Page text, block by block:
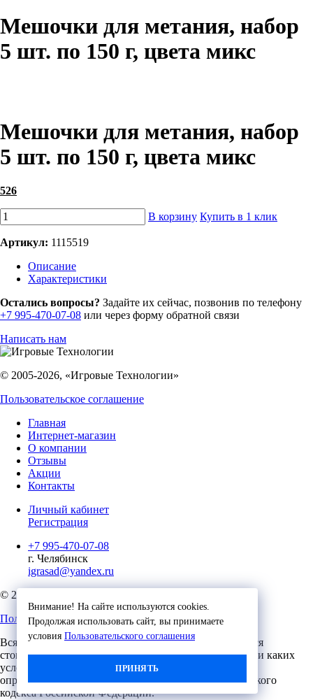
Мешочки для метания, набор
5 шт. по 150 г, цвета микс
Мешочки для метания, набор
5 шт. по 150 г, цвета микс
526
В корзину Купить в 1 клик
Артикул: 1115519
Описание
Характеристики
Внимание! На сайте используются cookies.
Продолжая использовать сайт, вы принимаете
условия Пользовательского соглашения
ПРИНЯТЬ
Остались вопросы? Задайте их сейчас, позвонив по телефону
+7 995-470-07-08 или через форму обратной связи
Написать нам
© 2005-2026, «Игровые Технологии»
Пользовательское соглашение
Главная
Интернет-магазин
О компании
Отзывы
Акции
Контакты
Личный кабинет
Регистрация
+7 995-470-07-08
г. Челябинск
igrasad@yandex.ru
© 2023, Игровые Технологии
Пользовательское соглашение
Вся представленная на сайте информация, касающаяся
стоимости, носит информационный характер и ни при каких
условиях не является публичной офертой,
определяемой положениями Статьи 437 (2) Гражданского
кодекса Российской Федерации.